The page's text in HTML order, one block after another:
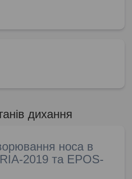
дихання
носа в
2019 та EPOS-